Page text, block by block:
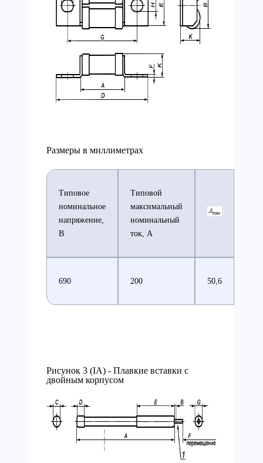
Размеры в миллиметрах
Типовое
номинальное
напряжение,
В
Типовой
максимальный
номинальный
ток, А
690 200 50,6
Рисунок 3 (IA) - Плавкие вставки с
двойным корпусом